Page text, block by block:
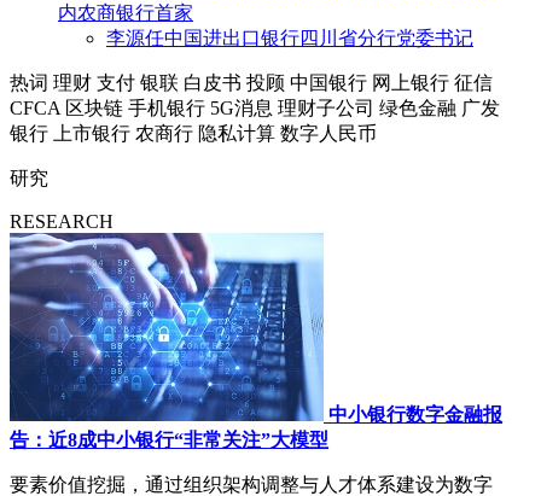
内农商银行首家
李源任中国进出口银行四川省分行党委书记
热词 理财 支付 银联 白皮书 投顾 中国银行 网上银行 征信
CFCA 区块链 手机银行 5G消息 理财子公司 绿色金融 广发
银行
上市银行 农商行 隐私计算 数字人民币
研究
RESEARCH
中小银行数字金融报
告：近8成中小银行“非常关注”大模型
要素价值挖掘，通过组织架构调整与人才体系建设为数字